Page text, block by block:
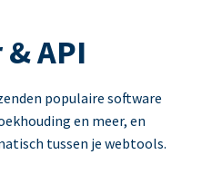
API
populaire software
en meer, en
tussen je webtools.